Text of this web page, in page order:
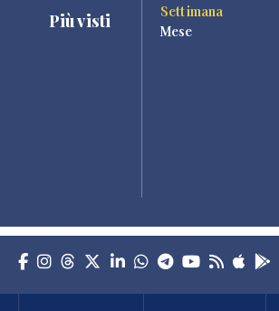
Più visti
Settimana
Mese